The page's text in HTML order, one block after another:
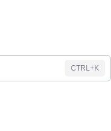
CTRL+K